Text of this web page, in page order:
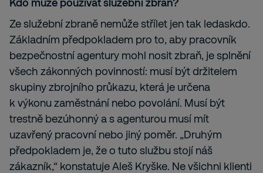
Ze služební zbraně nemůže střílet jen tak ledaskdo.
Základním předpokladem pro to, aby pracovník
bezpečnostní agentury mohl nosit zbraň, je splnění
všech zákonných povinností: musí být držitelem
skupiny zbrojního průkazu, která je určena
k výkonu zaměstnání nebo povolání. Musí být
trestně bezúhonný a s agenturou musí mít
uzavřený pracovní nebo jiný poměr. „Druhým
předpokladem je, že o tuto službu stojí náš
zákazník,“ konstatuje Aleš Kryške. Ne všichni klienti